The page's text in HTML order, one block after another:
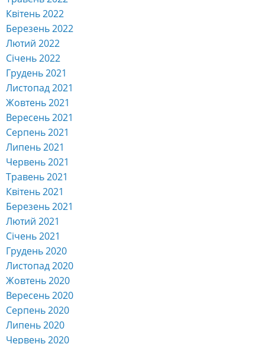
Квітень 2022
Березень 2022
Лютий 2022
Січень 2022
Грудень 2021
Листопад 2021
Жовтень 2021
Вересень 2021
Серпень 2021
Липень 2021
Червень 2021
Травень 2021
Квітень 2021
Березень 2021
Лютий 2021
Січень 2021
Грудень 2020
Листопад 2020
Жовтень 2020
Вересень 2020
Серпень 2020
Липень 2020
Червень 2020